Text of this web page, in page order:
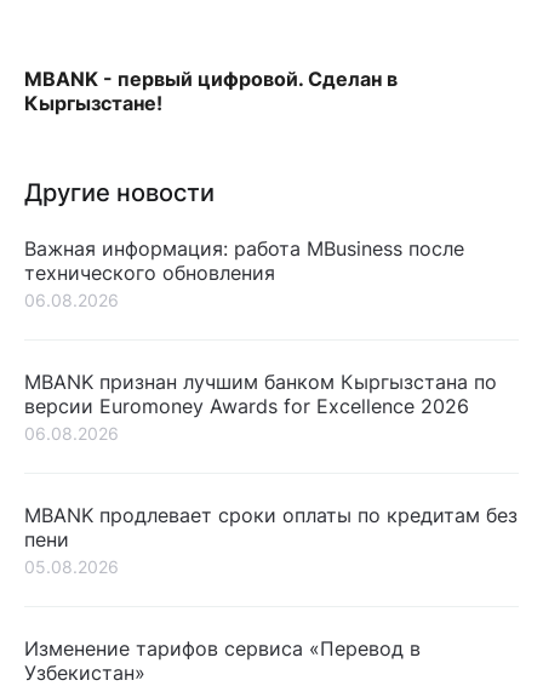
MBANK - первый цифровой. Сделан в
Кыргызстане!
Другие новости
Важная информация: работа MBusiness после
технического обновления
06.08.2026
MBANK признан лучшим банком Кыргызстана по
версии Euromoney Awards for Excellence 2026
06.08.2026
MBANK продлевает сроки оплаты по кредитам без
пени
05.08.2026
Изменение тарифов сервиса «Перевод в
Узбекистан»